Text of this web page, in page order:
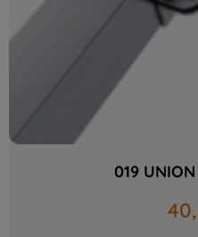
019